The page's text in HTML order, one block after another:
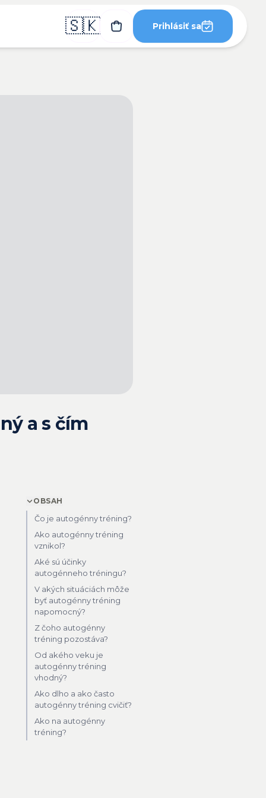
🇸🇰 Prihlásiť sa
a s čím
OBSAH
Čo je autogénny tréning?
Ako autogénny tréning
vznikol?
Aké sú účinky
autogénneho tréningu?
V akých situáciách môže
byť autogénny tréning
napomocný?
Z čoho autogénny
tréning pozostáva?
Od akého veku je
autogénny tréning
vhodný?
Ako dlho a ako často
autogénny tréning cvičiť?
Ako na autogénny
tréning?